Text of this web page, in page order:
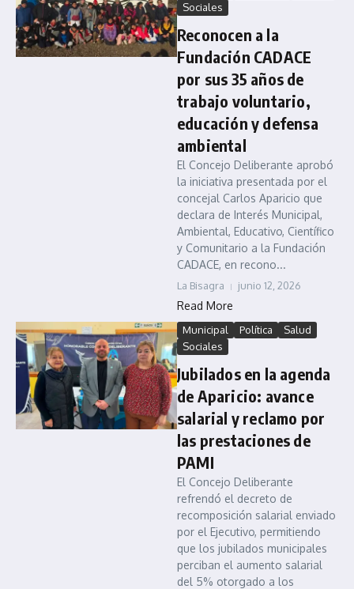
Sociales
Reconocen a la
Fundación CADACE
por sus 35 años de
trabajo voluntario,
educación y defensa
ambiental
El Concejo Deliberante aprobó
la iniciativa presentada por el
concejal Carlos Aparicio que
declara de Interés Municipal,
Ambiental, Educativo, Científico
y Comunitario a la Fundación
CADACE, en recono...
La Bisagra junio 12, 2026
Read More
Municipal Política
Salud
Sociales
Jubilados en la agenda
de Aparicio: avance
salarial y reclamo por
las prestaciones de
PAMI
El Concejo Deliberante
refrendó el decreto de
recomposición salarial enviado
por el Ejecutivo, permitiendo
que los jubilados municipales
perciban el aumento salarial
del 5% otorgado a los